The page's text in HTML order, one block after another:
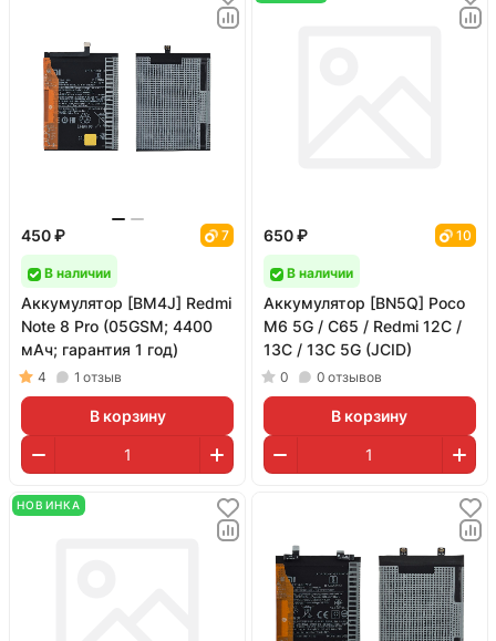
450 ₽ 7
В наличии
Аккумулятор [BM4J] Redmi
Note 8 Pro (05GSM; 4400
мАч; гарантия 1 год)
4 1 отзыв
В корзину
650 ₽ 10
В наличии
Аккумулятор [BN5Q] Poco
M6 5G / C65 / Redmi 12C /
13C / 13C 5G (JCID)
0 0 отзывов
В корзину
НОВИНКА